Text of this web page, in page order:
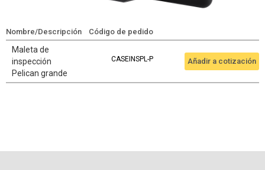
Nombre/Descripción Código de pedido
Maleta de
inspección
Pelican grande
CASEINSPL-P Añadir a cotización